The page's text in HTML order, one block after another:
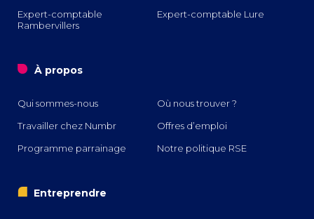
Expert-comptable
Rambervillers
Expert-comptable Lure
o À propos
Qui sommes-nous
Où nous trouver ?
Travailler chez Numbr
Offres d’emploi
Programme parrainage
Notre politique RSE
i Entreprendre